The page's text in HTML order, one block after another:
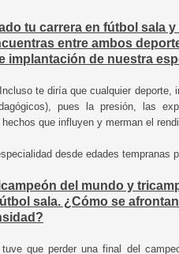
tu carrera en fútbol sala
entre ambos
implantación de nuestra
te diría que cualquier deporte,
pues la presión, las
que influyen y merman el
desde edades tempranas
del mundo y
sala. ¿Cómo se
que perder una final del